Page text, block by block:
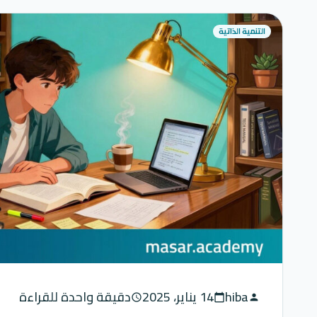
التنمية الذاتية
person
hiba
calendar_today14 يناير، 2025 scheduleدقيقة واحدة للقراءة